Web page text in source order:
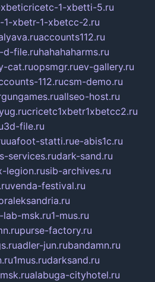
xbeticricetc-1-xbetti-5.ru
1-xbetr-1-xbetcc-2.ru
accounts112.ru
d-file.ruhahahaharms.ru
cat.ruopsmgr.ruev-gallery.ru
112.rucsm-demo.ru
allseo-host.ru
cricetc1xbetr1xbetcc2.ru
3d-file.ru
uafoot-statti.rue-abis1c.ru
services.rudark-sand.ru
legion.rusib-archives.ru
venda-festival.ru
lab-msk.ru1-mus.ru
purse-factory.ru
adler-jun.rubandamn.ru
1mus.rudarksand.ru
alabuga-cityhotel.ru